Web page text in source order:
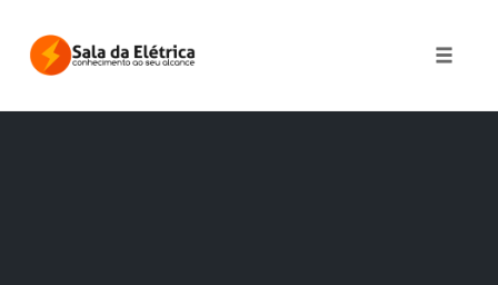
content